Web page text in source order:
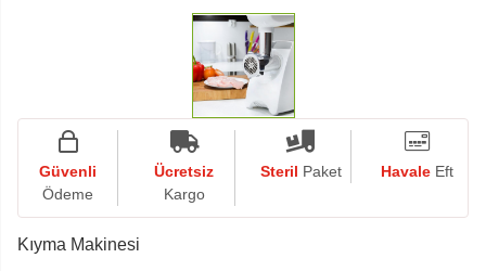
Güvenli
Ödeme
Ücretsiz
Kargo
Steril Paket Havale Eft
Kıyma Makinesi